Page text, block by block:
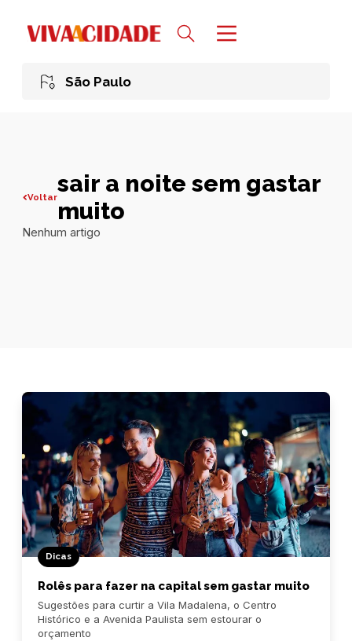
São Paulo
Voltarsair a noite sem gastar
muito
Nenhum artigo
Dicas
Rolês para fazer na capital sem gastar muito
Sugestões para curtir a Vila Madalena, o Centro
Histórico e a Avenida Paulista sem estourar o
orçamento